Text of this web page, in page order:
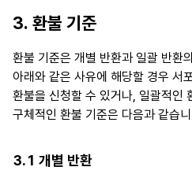
3. 환불 기준
환불 기준은 개별 반환과 일괄 반환
아래와 같은 사유에 해당할 경우 서
환불을 신청할 수 있거나, 일괄적인
구체적인 환불 기준은 다음과 같습
3.1 개별 반환